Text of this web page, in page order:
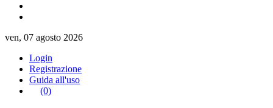
ven, 07 agosto 2026
Login
Registrazione
Guida all'uso
(0)